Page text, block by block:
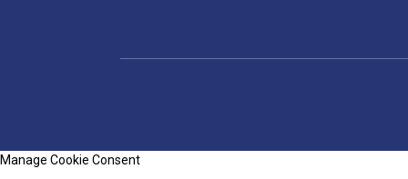
Manage Cookie Consent